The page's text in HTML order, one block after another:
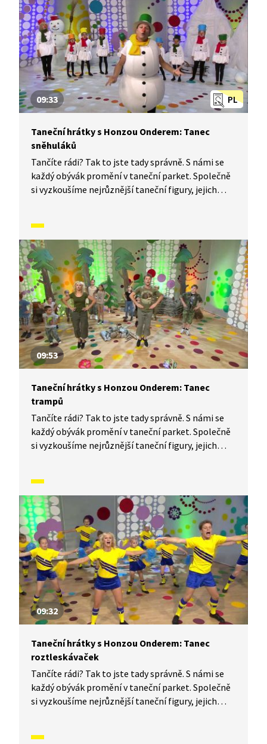
PL
09:33
Taneční hrátky s Honzou Onderem: Tanec
sněhuláků
Tančíte rádi? Tak to jste tady správně. S námi se
každý obývák promění v taneční parket. Společně
si vyzkoušíme nejrůznější taneční figury, jejich
vás inspirovali a udělali z vás krále či královnu
každého tanečního parketu. Dneska si ukážeme,
jak to vypadá, když se tančí tanec sněhuláků.
09:53
Taneční hrátky s Honzou Onderem: Tanec
trampů
Tančíte rádi? Tak to jste tady správně. S námi se
každý obývák promění v taneční parket. Společně
si vyzkoušíme nejrůznější taneční figury, jejich
vás inspirovali a udělali z vás krále či královnu
každého tanečního parketu. Dneska si ukážeme,
jak to vypadá, když se tančí Tanec trampů.
09:32
Taneční hrátky s Honzou Onderem: Tanec
roztleskávaček
Tančíte rádi? Tak to jste tady správně. S námi se
každý obývák promění v taneční parket. Společně
si vyzkoušíme nejrůznější taneční figury, jejich